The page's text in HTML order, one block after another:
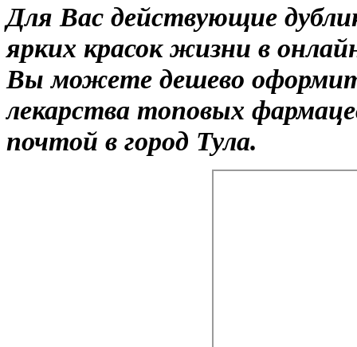
Для Вас действующие
ярких красок жизни в
Вы можете дешево
лекарства топовых
почтой в город Тула.